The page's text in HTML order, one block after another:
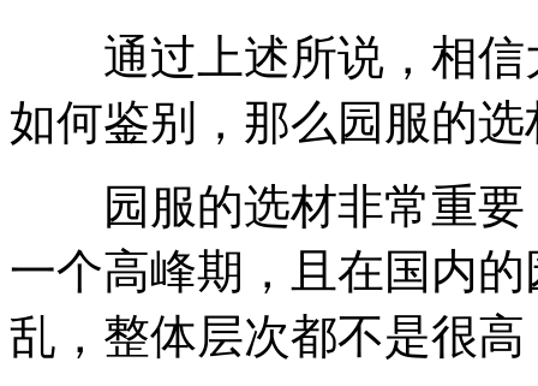
通过上述所说，相信
如何鉴别，那么园服的选
园服的选材非常重要
一个高峰期，且在国内
乱，整体层次都不是很